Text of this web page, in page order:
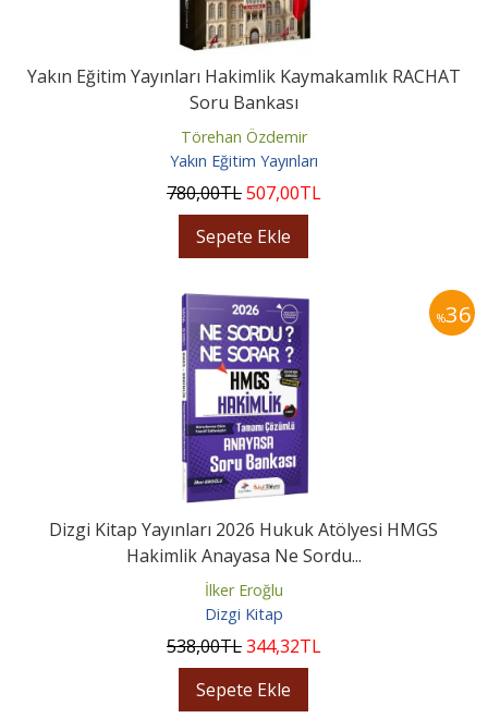
Yakın Eğitim Yayınları Hakimlik Kaymakamlık RACHAT
Soru Bankası
Törehan Özdemir
Yakın Eğitim Yayınları
780,00TL507,00TL
Sepete Ekle
%36
Dizgi Kitap Yayınları 2026 Hukuk Atölyesi HMGS
Hakimlik Anayasa Ne Sordu...
İlker Eroğlu
Dizgi Kitap
538,00TL344,32TL
Sepete Ekle